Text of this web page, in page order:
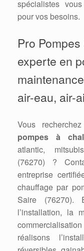
spécialistes
pour vos besoins.
Pro
experte en
air-eau, air-
Vous
pompes à
atlantic,
(76270) ?
entreprise
chauffage par
Saire (76270).
l’installation, la
réalisons